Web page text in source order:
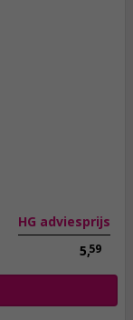
HG adviesprijs
5,59